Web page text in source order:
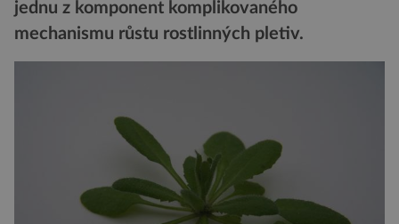
jednu z komponent komplikovaného
mechanismu růstu rostlinných pletiv.